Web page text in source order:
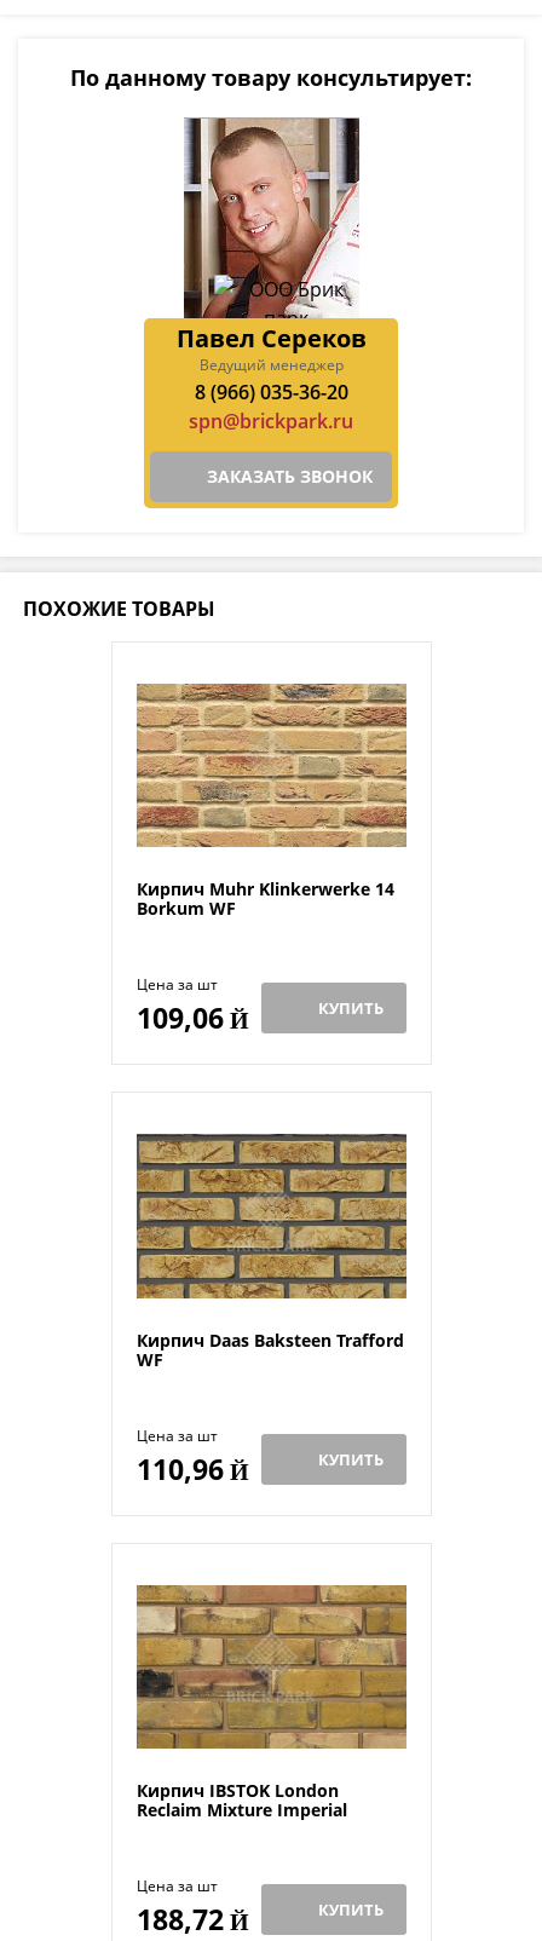
По данному товару консультирует:
Павел Сереков
Ведущий менеджер
8 (966) 035-36-20
spn@brickpark.ru
ЗАКАЗАТЬ ЗВОНОК
ПОХОЖИЕ ТОВАРЫ
Кирпич Muhr Klinkerwerke 14
Borkum WF
Цена за шт
109,06Й КУПИТЬ
Кирпич Daas Baksteen Trafford
WF
Цена за шт
110,96Й КУПИТЬ
Кирпич IBSTOK London
Reclaim Mixture Imperial
Цена за шт
188,72Й КУПИТЬ